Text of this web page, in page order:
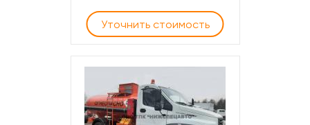
Уточнить стоимость